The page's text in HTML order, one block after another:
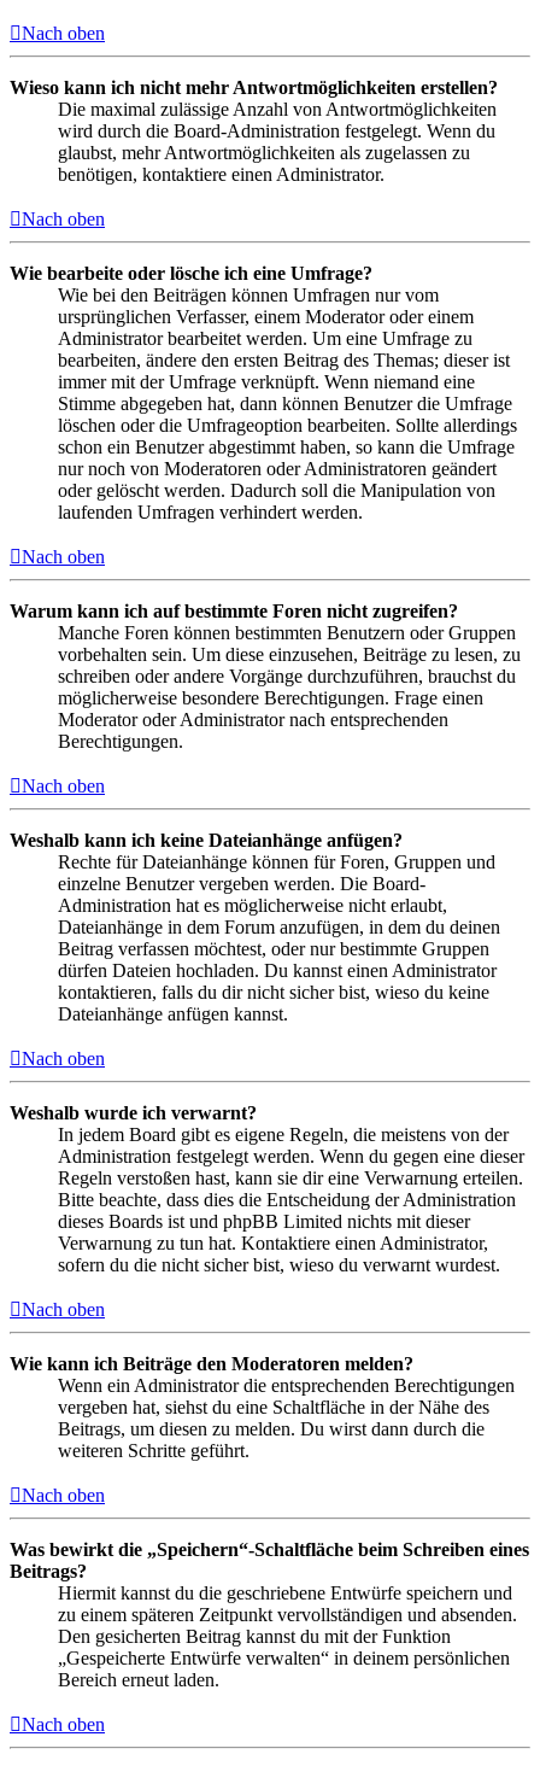
Nach oben
Wieso kann ich nicht mehr Antwortmöglichkeiten erstellen?
Die maximal zulässige Anzahl von Antwortmöglichkeiten
wird durch die Board-Administration festgelegt. Wenn du
glaubst, mehr Antwortmöglichkeiten als zugelassen zu
benötigen, kontaktiere einen Administrator.
Nach oben
Wie bearbeite oder lösche ich eine Umfrage?
Wie bei den Beiträgen können Umfragen nur vom
ursprünglichen Verfasser, einem Moderator oder einem
Administrator bearbeitet werden. Um eine Umfrage zu
bearbeiten, ändere den ersten Beitrag des Themas; dieser ist
immer mit der Umfrage verknüpft. Wenn niemand eine
Stimme abgegeben hat, dann können Benutzer die Umfrage
löschen oder die Umfrageoption bearbeiten. Sollte allerdings
schon ein Benutzer abgestimmt haben, so kann die Umfrage
nur noch von Moderatoren oder Administratoren geändert
oder gelöscht werden. Dadurch soll die Manipulation von
laufenden Umfragen verhindert werden.
Nach oben
Warum kann ich auf bestimmte Foren nicht zugreifen?
Manche Foren können bestimmten Benutzern oder Gruppen
vorbehalten sein. Um diese einzusehen, Beiträge zu lesen, zu
schreiben oder andere Vorgänge durchzuführen, brauchst du
möglicherweise besondere Berechtigungen. Frage einen
Moderator oder Administrator nach entsprechenden
Berechtigungen.
Nach oben
Weshalb kann ich keine Dateianhänge anfügen?
Rechte für Dateianhänge können für Foren, Gruppen und
einzelne Benutzer vergeben werden. Die Board-
Administration hat es möglicherweise nicht erlaubt,
Dateianhänge in dem Forum anzufügen, in dem du deinen
Beitrag verfassen möchtest, oder nur bestimmte Gruppen
dürfen Dateien hochladen. Du kannst einen Administrator
kontaktieren, falls du dir nicht sicher bist, wieso du keine
Dateianhänge anfügen kannst.
Nach oben
Weshalb wurde ich verwarnt?
In jedem Board gibt es eigene Regeln, die meistens von der
Administration festgelegt werden. Wenn du gegen eine dieser
Regeln verstoßen hast, kann sie dir eine Verwarnung erteilen.
Bitte beachte, dass dies die Entscheidung der Administration
dieses Boards ist und phpBB Limited nichts mit dieser
Verwarnung zu tun hat. Kontaktiere einen Administrator,
sofern du die nicht sicher bist, wieso du verwarnt wurdest.
Nach oben
Wie kann ich Beiträge den Moderatoren melden?
Wenn ein Administrator die entsprechenden Berechtigungen
vergeben hat, siehst du eine Schaltfläche in der Nähe des
Beitrags, um diesen zu melden. Du wirst dann durch die
weiteren Schritte geführt.
Nach oben
Was bewirkt die „Speichern“-Schaltfläche beim Schreiben eines
Beitrags?
Hiermit kannst du die geschriebene Entwürfe speichern und
zu einem späteren Zeitpunkt vervollständigen und absenden.
Den gesicherten Beitrag kannst du mit der Funktion
„Gespeicherte Entwürfe verwalten“ in deinem persönlichen
Bereich erneut laden.
Nach oben